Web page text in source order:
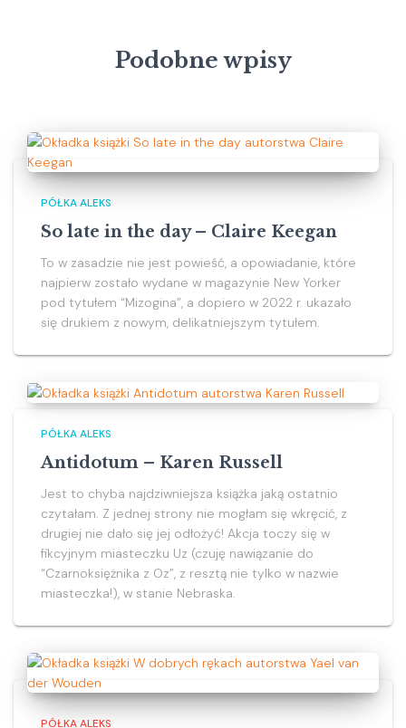
Podobne wpisy
PÓŁKA ALEKS
So late in the day – Claire Keegan
To w zasadzie nie jest powieść, a opowiadanie, które
najpierw zostało wydane w magazynie New Yorker
pod tytułem “Mizogina”, a dopiero w 2022 r. ukazało
się drukiem z nowym, delikatniejszym tytułem.
PÓŁKA ALEKS
Antidotum – Karen Russell
Jest to chyba najdziwniejsza książka jaką ostatnio
czytałam. Z jednej strony nie mogłam się wkręcić, z
drugiej nie dało się jej odłożyć! Akcja toczy się w
fikcyjnym miasteczku Uz (czuję nawiązanie do
“Czarnoksiężnika z Oz”, z resztą nie tylko w nazwie
miasteczka!), w stanie Nebraska.
PÓŁKA ALEKS